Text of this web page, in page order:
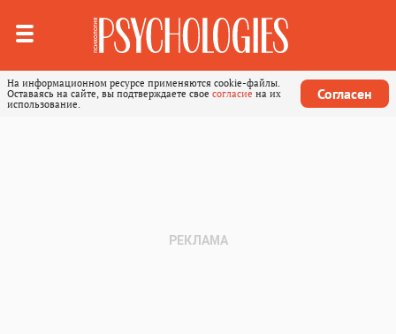
На информационном ресурсе применяются cookie-файлы.
Оставаясь на сайте, вы подтверждаете свое согласие на их
использование.
Согласен